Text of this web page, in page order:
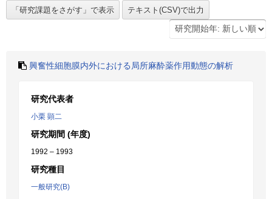
興奮性細胞膜内外における局所麻酔薬作用動態の解析
研究代表者
小栗 顕二
研究期間 (年度)
1992 – 1993
研究種目
一般研究(B)